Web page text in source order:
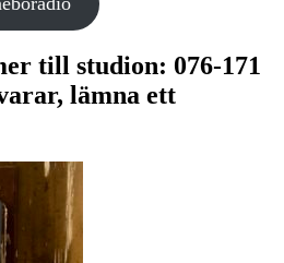
till studion: 076-171
lämna ett